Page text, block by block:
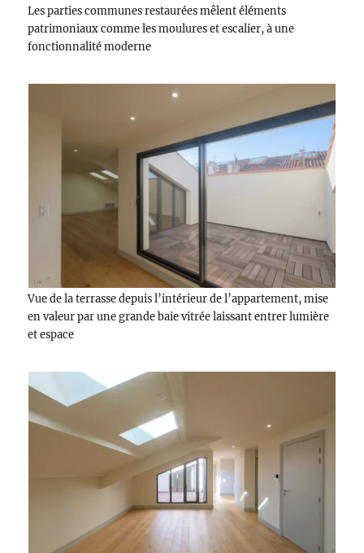
Les parties communes restaurées mêlent éléments
patrimoniaux comme les moulures et escalier, à une
fonctionnalité moderne
Vue de la terrasse depuis l’intérieur de l’appartement, mise
en valeur par une grande baie vitrée laissant entrer lumière
et espace